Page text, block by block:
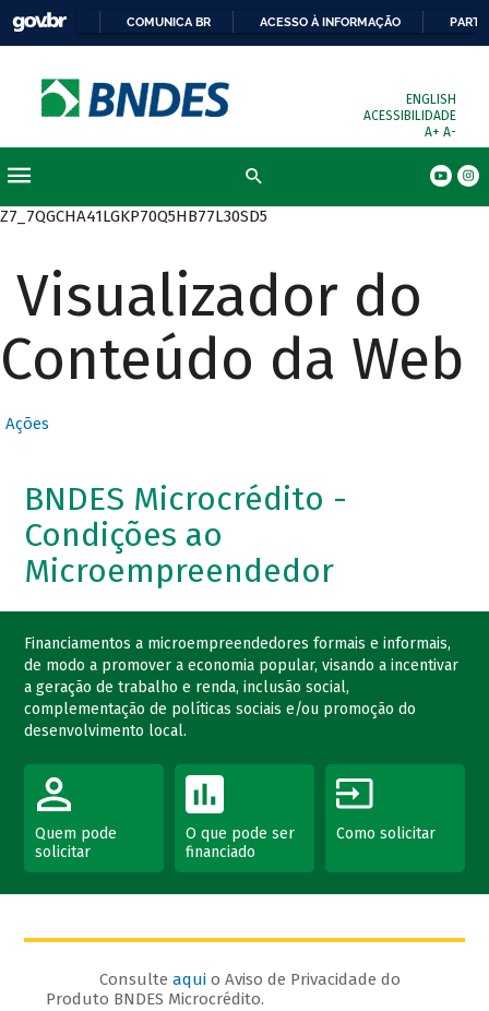
COMUNICA BR ACESSO À INFORMAÇÃO
ENGLISH
ACESSIBILIDADE
A+ A-
Z7_7QGCHA41LGKP70Q5HB77L30SD5
Visualizador do
Conteúdo da Web
Ações
BNDES Microcrédito -
Condições ao
Microempreendedor
Financiamentos a microempreendedores formais e informais,
de modo a promover a economia popular, visando a incentivar
a geração de trabalho e renda, inclusão social,
complementação de políticas sociais e/ou promoção do
desenvolvimento local.
Quem pode
solicitar
O que pode ser
financiado
Como solicitar
Consulteaqui o Aviso de Privacidade do
Produto BNDES Microcrédito.